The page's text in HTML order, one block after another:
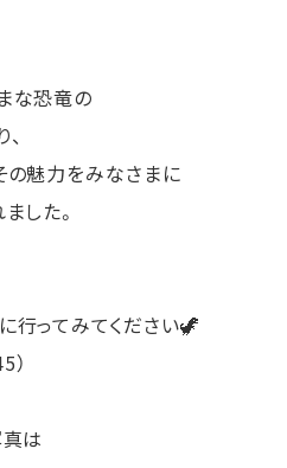
な恐竜の
の魅力をみなさまに
した。
ってみてください🦖
は